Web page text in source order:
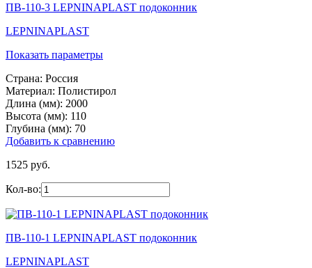
ПВ-110-3 LEPNINAPLAST подоконник
LEPNINAPLAST
Показать параметры
Страна: Россия
Материал: Полистирол
Длина (мм): 2000
Высота (мм): 110
Глубина (мм): 70
Добавить к сравнению
1525 руб.
Кол-во:
ПВ-110-1 LEPNINAPLAST подоконник
LEPNINAPLAST